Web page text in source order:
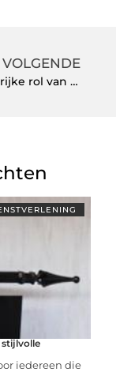
VOLGENDE
De belangrijke rol van strategisch hr beleid in organisaties
iedereen die